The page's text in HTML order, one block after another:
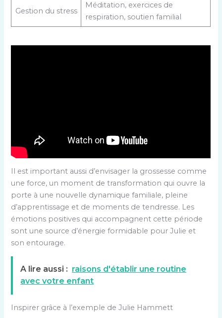
Gestion du stress
Méditation, exercices de
respiration, soutien familial
Il est important aussi d’envisager la grossesse comme
une force, un moment de transformation qui ouvre la
porte à une nouvelle dynamique familiale, pleine
d’apprentissage et de moments de tendresse. Les
émotions positives qui accompagnent cette période
sont une source d’énergie formidable pour Julie et
son entourage.
A lire aussi : raisons d'établir une routine
avec votre enfant
Inspirer grâce à l’exemple de Julie Hammett